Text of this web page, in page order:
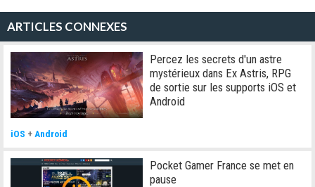
ARTICLES CONNEXES
Percez les secrets d'un astre
mystérieux dans Ex Astris, RPG
de sortie sur les supports iOS et
Android
iOS + Android
Pocket Gamer France se met en
pause